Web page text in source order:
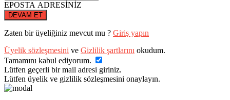
EPOSTA ADRESİNİZ
DEVAM ET
Zaten bir üyeliğiniz mevcut mu ? Giriş yapın
Üyelik sözleşmesini ve Gizlilik şartlarını okudum.
Tamamını kabul ediyorum.
Lütfen geçerli bir mail adresi giriniz.
Lütfen üyelik ve gizlilik sözleşmesini onaylayın.